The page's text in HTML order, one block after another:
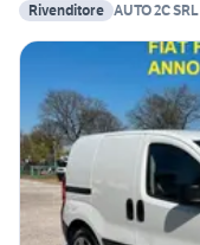
Rivenditore AUTO 2C SRL